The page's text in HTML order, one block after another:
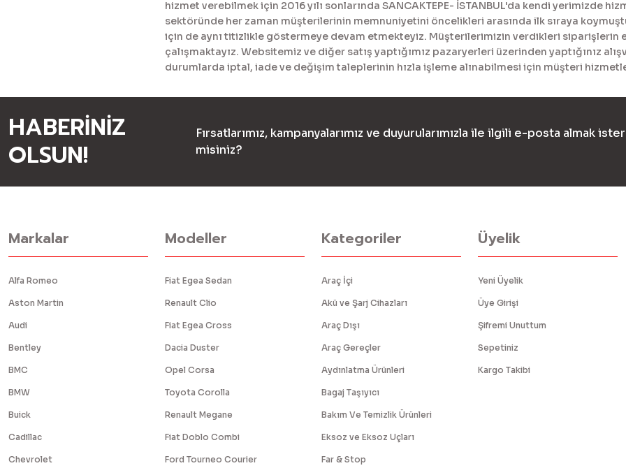
hizmet verebilmek için 2016 yılı sonlarında SANCAKTEPE- İSTANBUL'da kendi yerimizde
sektöründe her zaman müşterilerinin memnuniyetini öncelikleri arasında ilk sıraya
için de aynı titizlikle göstermeye devam etmekteyiz. Müşterilerimizin verdikleri siparişlerin
çalışmaktayız. Websitemiz ve diğer satış yaptığımız pazaryerleri üzerinden yaptığınız
durumlarda iptal, iade ve değişim taleplerinin hızla işleme alınabilmesi için müşteri
HABERİNİZ
OLSUN!
Fırsatlarımız, kampanyalarımız ve duyurularımızla ile ilgili e-posta almak ister
misiniz?
Markalar
Alfa Romeo
Aston Martin
Audi
Bentley
BMC
BMW
Buick
Cadillac
Chevrolet
Modeller
Fiat Egea Sedan
Renault Clio
Fiat Egea Cross
Dacia Duster
Opel Corsa
Toyota Corolla
Renault Megane
Fiat Doblo Combi
Ford Tourneo Courier
Kategoriler
Araç İçi
Akü ve Şarj Cihazları
Araç Dışı
Araç Gereçler
Aydınlatma Ürünleri
Bagaj Taşıyıcı
Bakım Ve Temizlik Ürünleri
Eksoz ve Eksoz Uçları
Far & Stop
Üyelik
Yeni Üyelik
Üye Girişi
Şifremi Unuttum
Sepetiniz
Kargo Takibi